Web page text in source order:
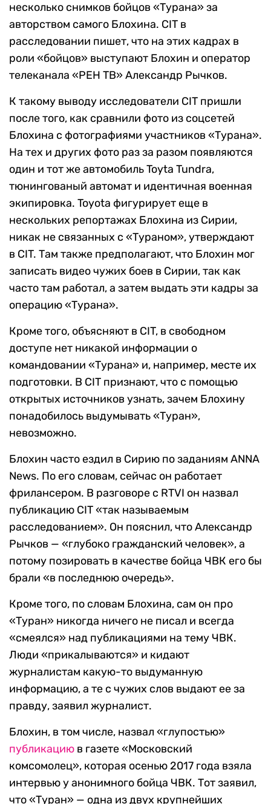
несколько снимков бойцов «Турана» за
авторством самого Блохина. CIT в
расследовании пишет, что на этих кадрах в
роли «бойцов» выступают Блохин и оператор
телеканала «РЕН ТВ» Александр Рычков.
К такому выводу исследователи CIT пришли
после того, как сравнили фото из соцсетей
Блохина с фотографиями участников «Турана».
На тех и других фото раз за разом появляются
один и тот же автомобиль Toyta Tundra,
тюнингованый автомат и идентичная военная
экипировка. Toyota фигурирует еще в
нескольких репортажах Блохина из Сирии,
никак не связанных с «Тураном», утверждают
в CIT. Там также предполагают, что Блохин мог
записать видео чужих боев в Сирии, так как
часто там работал, а затем выдать эти кадры за
операцию «Турана».
Кроме того, объясняют в CIT, в свободном
доступе нет никакой информации о
командовании «Турана» и, например, месте их
подготовки. В CIT признают, что с помощью
открытых источников узнать, зачем Блохину
понадобилось выдумывать «Туран»,
невозможно.
Блохин часто ездил в Сирию по заданиям ANNA
News. По его словам, сейчас он работает
фрилансером. В разговоре с RTVI он назвал
публикацию CIT «так называемым
расследованием». Он пояснил, что Александр
Рычков — «глубоко гражданский человек», а
потому позировать в качестве бойца ЧВК его бы
брали «в последнюю очередь».
Кроме того, по словам Блохина, сам он про
«Туран» никогда ничего не писал и всегда
«смеялся» над публикациями на тему ЧВК.
Люди «прикалываются» и кидают
журналистам какую-то выдуманную
информацию, а те с чужих слов выдают ее за
правду, заявил журналист.
Блохин, в том числе, назвал «глупостью»
публикацию в газете «Московский
комсомолец», которая осенью 2017 года взяла
интервью у анонимного бойца ЧВК. Тот заявил,
что «Туран» — одна из двух крупнейших